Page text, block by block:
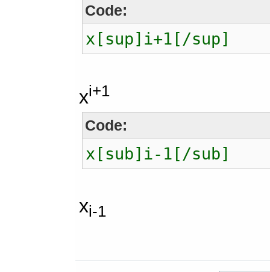
Code:
x[sup]i+1[/sup]
xi+1
Code:
x[sub]i-1[/sub]
xi-1